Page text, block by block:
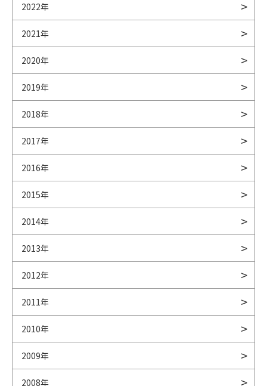
2022年
2021年
2020年
2019年
2018年
2017年
2016年
2015年
2014年
2013年
2012年
2011年
2010年
2009年
2008年